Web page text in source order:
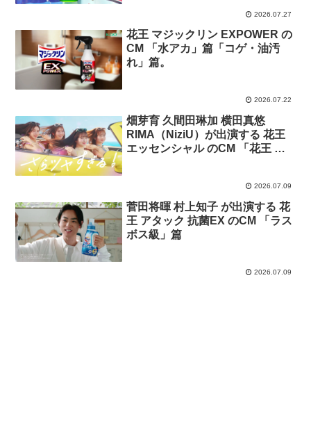
2026.07.27
花王 マジックリン EXPOWER の
CM 「水アカ」篇「コゲ・油汚
れ」篇。
2026.07.22
畑芽育 久間田琳加 横田真悠
RIMA（NiziU）が出演する 花王
エッセンシャル のCM 「花王 エ
2026.07.09
菅田将暉 村上知子 が出演する 花
王 アタック 抗菌EX のCM 「ラス
ボス級」篇
2026.07.09